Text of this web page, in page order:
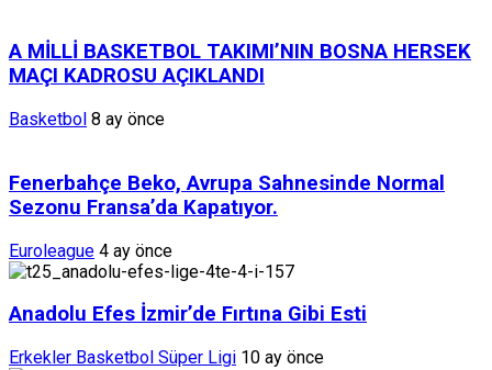
A MİLLİ BASKETBOL TAKIMI’NIN BOSNA HERSEK
MAÇI KADROSU AÇIKLANDI
Basketbol 8 ay önce
Fenerbahçe Beko, Avrupa Sahnesinde Normal
Sezonu Fransa’da Kapatıyor.
Euroleague 4 ay önce
Anadolu Efes İzmir’de Fırtına Gibi Esti
Erkekler Basketbol Süper Ligi 10 ay önce